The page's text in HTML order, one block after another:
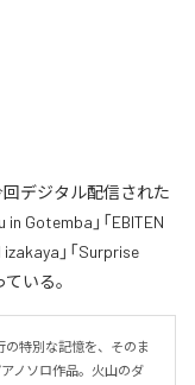
回デジタル配信された
Gotemba」「EBITEN
izakaya」「Surprise
いる。
の特別な記憶を、そのま
ノソロ作品。火山のダ